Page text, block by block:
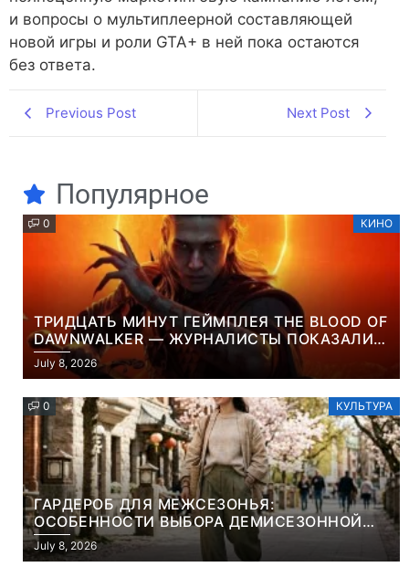
и вопросы о мультиплеерной составляющей
новой игры и роли GTA+ в ней пока остаются
без ответа.
Previous Post Next Post
Популярное
0 КИНО
ТРИДЦАТЬ МИНУТ ГЕЙМПЛЕЯ THE BLOOD OF
DAWNWALKER — ЖУРНАЛИСТЫ ПОКАЗАЛИ
НАЧАЛО НОВОЙ ИГРЫ ОТ ВЕТЕРАНОВ CD
PROJEKT RED
July 8, 2026
0 КУЛЬТУРА
ГАРДЕРОБ ДЛЯ МЕЖСЕЗОНЬЯ:
ОСОБЕННОСТИ ВЫБОРА ДЕМИСЕЗОННОЙ
ПАРКИ И ЭЛЕГАНТНОГО ЖЕНСКОГО ПЛАЩА
July 8, 2026